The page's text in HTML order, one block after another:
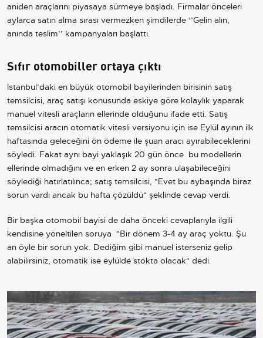
aniden araçlarını piyasaya sürmeye başladı. Firmalar önceleri
aylarca satın alma sırası vermezken şimdilerde ‘’Gelin alın,
anında teslim’’ kampanyaları başlattı.
Sıfır otomobiller ortaya çıktı
İstanbul’daki en büyük otomobil bayilerinden birisinin satış
temsilcisi, araç satışı konusunda eskiye göre kolaylık yaparak
manuel vitesli araçların ellerinde olduğunu ifade etti. Satış
temsilcisi aracın otomatik vitesli versiyonu için ise Eylül ayının ilk
haftasında geleceğini ön ödeme ile şuan aracı ayırabileceklerini
söyledi. Fakat aynı bayi yaklaşık 20 gün önce bu modellerin
ellerinde olmadığını ve en erken 2 ay sonra ulaşabileceğini
söylediği hatırlatılınca; satış temsilcisi, "Evet bu aybaşında biraz
sorun vardı ancak bu hafta çözüldü" şeklinde cevap verdi.
Bir başka otomobil bayisi de daha önceki cevaplarıyla ilgili
kendisine yöneltilen soruya "Bir dönem 3-4 ay araç yoktu. Şu
an öyle bir sorun yok. Dediğim gibi manuel isterseniz gelip
alabilirsiniz, otomatik ise eylülde stokta olacak" dedi.